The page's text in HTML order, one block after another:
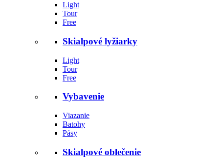
Light
Tour
Free
Skialpové lyžiarky
Light
Tour
Free
Vybavenie
Viazanie
Batohy
Pásy
Skialpové oblečenie